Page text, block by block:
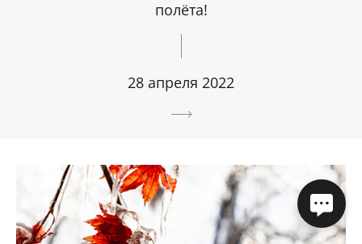
полёта!
28 апреля 2022